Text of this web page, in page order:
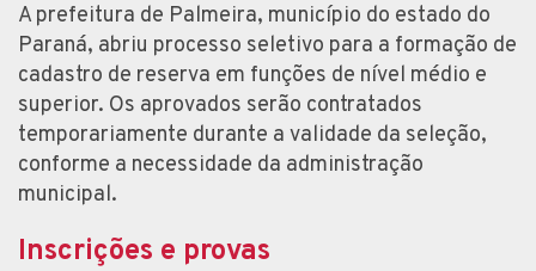
A prefeitura de Palmeira, município do estado do
Paraná, abriu processo seletivo para a formação de
cadastro de reserva em funções de nível médio e
superior. Os aprovados serão contratados
temporariamente durante a validade da seleção,
conforme a necessidade da administração
municipal.
Inscrições e provas